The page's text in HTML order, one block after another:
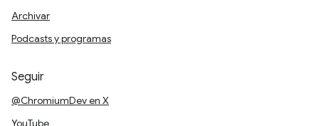
Archivar
Podcasts y programas
Seguir
@ChromiumDev en X
YouTube